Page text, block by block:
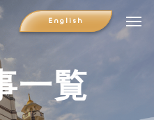
English
一覧